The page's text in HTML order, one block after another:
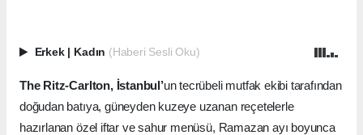
Erkek | Kadın (Haberi Sesli Oku)
The Ritz-Carlton, İstanbul’un tecrübeli mutfak ekibi tarafından
doğudan batıya, güneyden kuzeye uzanan reçetelerle
hazırlanan özel iftar ve sahur menüsü, Ramazan ayı boyunca